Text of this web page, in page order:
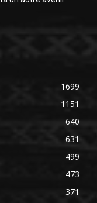
1699
1151
640
631
499
473
371